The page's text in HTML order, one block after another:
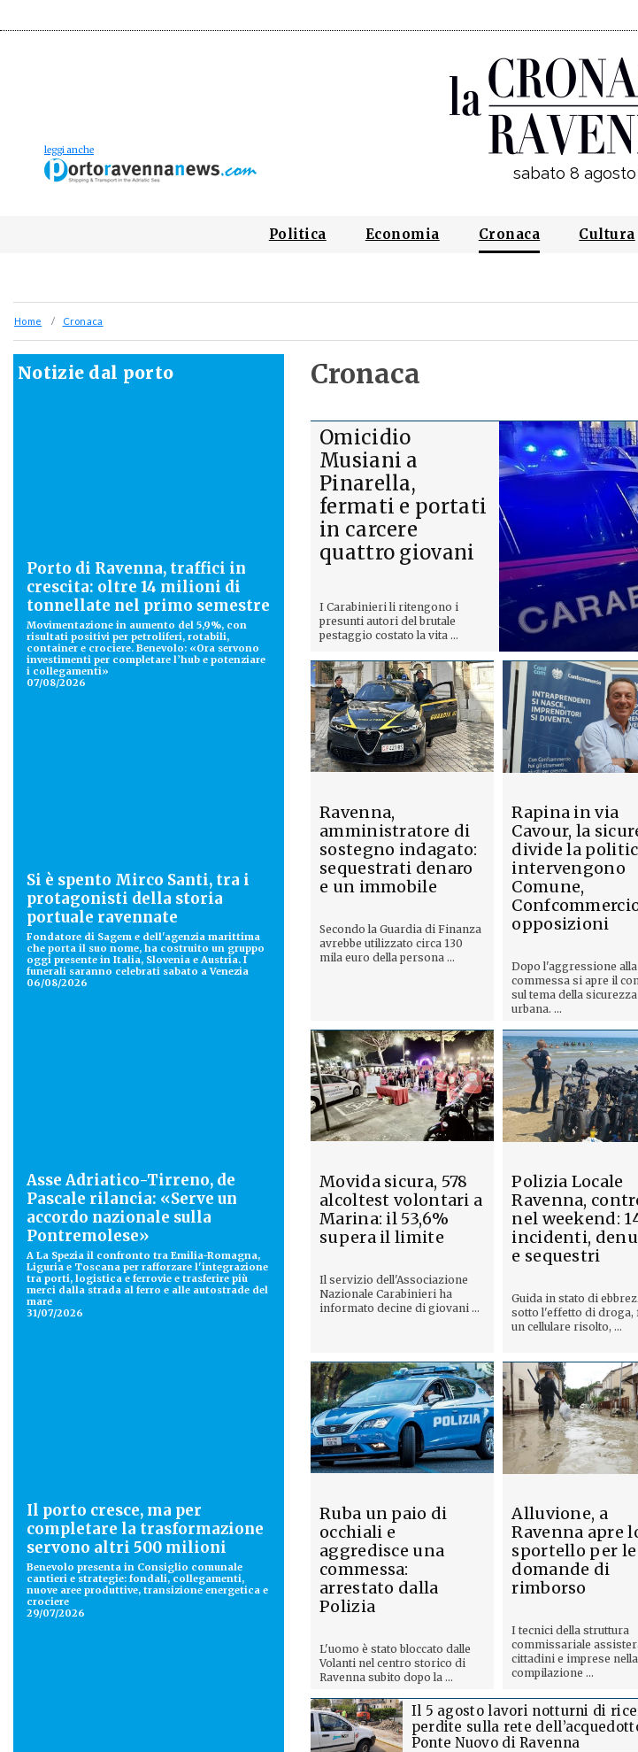
sabato 8 agosto
Politica Economia Cronaca Cultura
Home Cronaca
Notizie dal porto
Porto di Ravenna, traffici in
crescita: oltre 14 milioni di
tonnellate nel primo semestre
Movimentazione in aumento del 5,9%, con
risultati positivi per petroliferi, rotabili,
container e crociere. Benevolo: «Ora servono
investimenti per completare l’hub e potenziare
i collegamenti»
07/08/2026
Si è spento Mirco Santi, tra i
protagonisti della storia
portuale ravennate
Fondatore di Sagem e dell'agenzia marittima
che porta il suo nome, ha costruito un gruppo
oggi presente in Italia, Slovenia e Austria. I
funerali saranno celebrati sabato a Venezia
06/08/2026
Asse Adriatico-Tirreno, de
Pascale rilancia: «Serve un
accordo nazionale sulla
Pontremolese»
A La Spezia il confronto tra Emilia-Romagna,
Liguria e Toscana per rafforzare l'integrazione
tra porti, logistica e ferrovie e trasferire più
merci dalla strada al ferro e alle autostrade del
mare
31/07/2026
Il porto cresce, ma per
completare la trasformazione
servono altri 500 milioni
Benevolo presenta in Consiglio comunale
cantieri e strategie: fondali, collegamenti,
nuove aree produttive, transizione energetica e
crociere
29/07/2026
Cronaca
Omicidio
Musiani a
Pinarella,
fermati e portati
in carcere
quattro giovani
I Carabinieri li ritengono i
presunti autori del brutale
pestaggio costato la vita ...
Ravenna,
amministratore di
sostegno indagato:
sequestrati denaro
e un immobile
Secondo la Guardia di Finanza
avrebbe utilizzato circa 130
mila euro della persona ...
Rapina in via
Cavour, la
divide la
intervengono
Comune,
opposizioni
Dopo l'aggressione alla
commessa si apre il
sul tema della sicurezza
urbana. ...
Movida sicura, 578
alcoltest volontari a
Marina: il 53,6%
supera il limite
Il servizio dell'Associazione
Nazionale Carabinieri ha
informato decine di giovani ...
Polizia Locale
Ravenna,
nel weekend:
incidenti,
e sequestri
Guida in stato di
sotto l'effetto di droga,
un cellulare risolto, ...
Ruba un paio di
occhiali e
aggredisce una
commessa:
arrestato dalla
Polizia
L'uomo è stato bloccato dalle
Volanti nel centro storico di
Ravenna subito dopo la ...
Alluvione, a
Ravenna apre
sportello per le
domande di
rimborso
I tecnici della struttura
commissariale
cittadini e imprese nella
compilazione ...
Il 5 agosto lavori notturni di
perdite sulla rete
Ponte Nuovo di Ravenna